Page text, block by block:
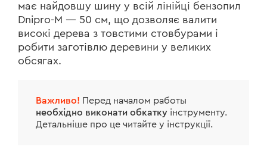
має найдовшу шину у всій лінійці бензопил
Dnipro-M — 50 см, що дозволяє валити
високі дерева з товстими стовбурами і
робити заготівлю деревини у великих
обсягах.
Важливо! Перед началом работы
необхідно виконати обкатку інструменту.
Детальніше про це читайте у інструкції.